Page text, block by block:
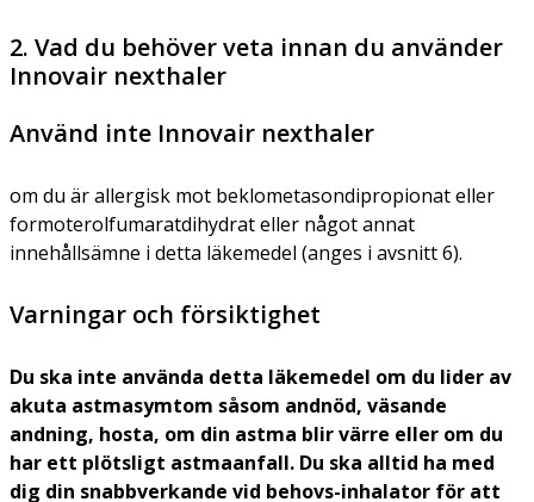
2. Vad du behöver veta innan du använder
Innovair nexthaler
Använd inte Innovair nexthaler
om du är allergisk mot beklometasondipropionat eller
formoterolfumaratdihydrat eller något annat
innehållsämne i detta läkemedel (anges i avsnitt 6).
Varningar och försiktighet
Du ska inte använda detta läkemedel om du lider av
akuta astmasymtom såsom andnöd, väsande
andning, hosta, om din astma blir värre eller om du
har ett plötsligt astmaanfall. Du ska alltid ha med
dig din snabbverkande vid behovs-inhalator för att